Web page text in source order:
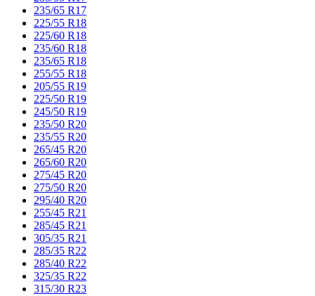
235/65 R17
225/55 R18
225/60 R18
235/60 R18
235/65 R18
255/55 R18
205/55 R19
225/50 R19
245/50 R19
235/50 R20
235/55 R20
265/45 R20
265/60 R20
275/45 R20
275/50 R20
295/40 R20
255/45 R21
285/45 R21
305/35 R21
285/35 R22
285/40 R22
325/35 R22
315/30 R23